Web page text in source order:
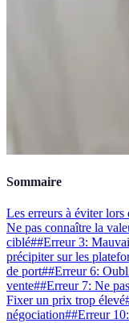
Sommaire
Les erreurs à éviter
Ne pas connaître la
ciblé##Erreur 3:
précipiter sur les
de port##Erreur 6:
vente##Erreur 7: Ne
Fixer un prix trop élevé
négociation##Erreur